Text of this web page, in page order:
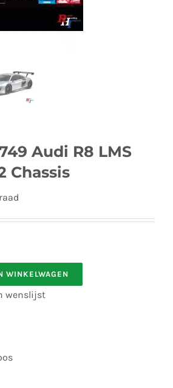
Audi R8 LMS
Chassis
WINKELWAGEN
wenslijst